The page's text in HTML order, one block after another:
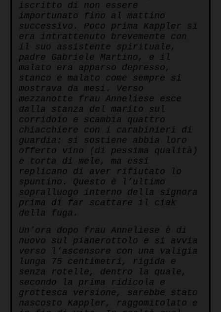
iscritto di non essere
importunato fino al mattino
successivo. Poco prima Kappler si
era intrattenuto brevemente con
il suo assistente spirituale,
padre Gabriele Martino, e il
malato era apparso depresso,
stanco e malato come sempre si
mostrava da mesi. Verso
mezzanotte frau Anneliese esce
dalla stanza del marito sul
corridoio e scambia quattro
chiacchiere con i carabinieri di
guardia: si sostiene abbia loro
offerto vino (di pessima qualità)
e torta di mele, ma essi
replicano di aver rifiutato lo
spuntino. Questo è l’ultimo
sopralluogo interno della signora
prima di far scattare il ciak
della fuga.
Un’ora dopo frau Anneliese è di
nuovo sul pianerottolo e si avvia
verso l’ascensore con una valigia
lunga 75 centimetri, rigida e
senza rotelle, dentro la quale,
secondo la prima ridicola e
grottesca versione, sarebbe stato
nascosto Kappler, raggomitolato e